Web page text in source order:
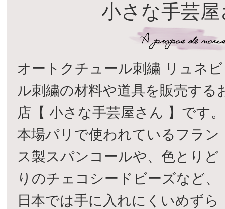
小さな手芸
オートクチュール刺繍 リュネビ
ル刺繍の材料や道具を販売する
店【 小さな手芸屋さん 】です。
本場パリで使われているフラン
ス製スパンコールや、色とりど
りのチェコシードビーズなど、
日本では手に入れにくいめずら